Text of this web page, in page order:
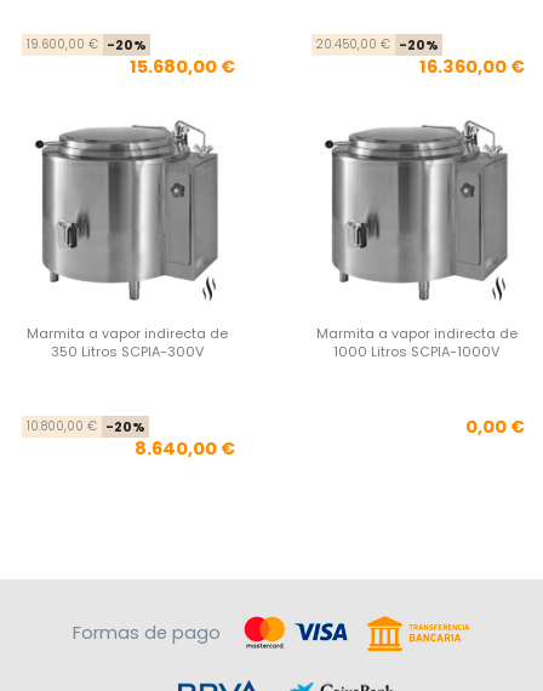
Precio base
19.600,00 € -20%
15.680,00 €
20.450,00 € -20%
16.360,00 €
Marmita a vapor indirecta de
350 Litros SCPIA-300V
10.800,00 € -20%
8.640,00 €
Marmita a vapor indirecta de
1000 Litros SCPIA-1000V
0,00 €
Formas de pago